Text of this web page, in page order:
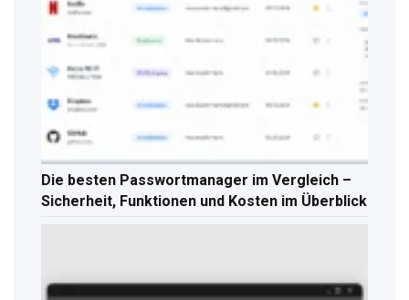
Die besten Passwortmanager im Vergleich –
Sicherheit, Funktionen und Kosten im Überblick